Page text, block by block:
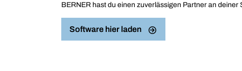
BERNER hast du einen zuverlässigen Partner an
Software hier laden